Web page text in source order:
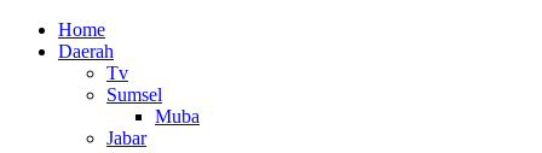
Home
Daerah
Tv
Sumsel
Muba
Jabar